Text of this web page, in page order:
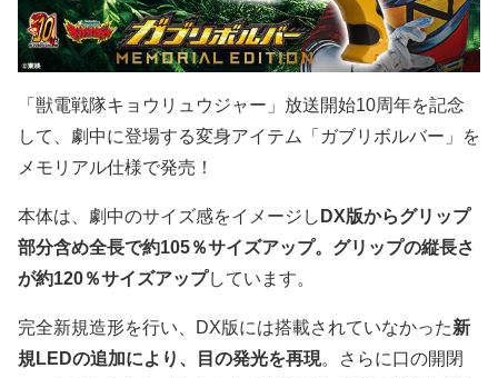
「獣電戦隊キョウリュウジャー」放送開始10周年を記念
して、劇中に登場する変身アイテム「ガブリボルバー」を
メモリアル仕様で発売！
本体は、劇中のサイズ感をイメージし DX版からグリップ
部分含め全長で約105％サイズアップ。グリップの縦長さ
が約120％サイズアップしています。
完全新規造形を行い、DX版には搭載されていなかった新
規LEDの追加により、目の発光を再現。さらに口の開閉